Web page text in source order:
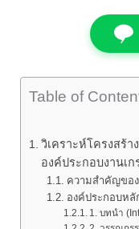
Table of
วิเคราะห์โครงสร้
องค์ประกอบงานเก
ความสำคัญขอ
องค์ประกอบห
1. บทนำ